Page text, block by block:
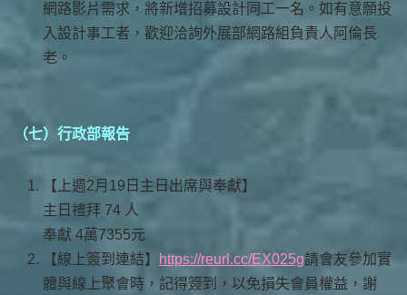
網路影片需求，將新增招募設計同工一名。如有意願投
入設計事工者，歡迎洽詢外展部網路組負責人阿倫長
老。
（七）行政部報告
【上週2月19日主日出席與奉獻】
主日禮拜 74 人
奉獻 4萬7355元
【線上簽到連結】
https://reurl.cc/EX025g請會友參加實
體與線上聚會時，記得簽到，以免損失會員權益，謝